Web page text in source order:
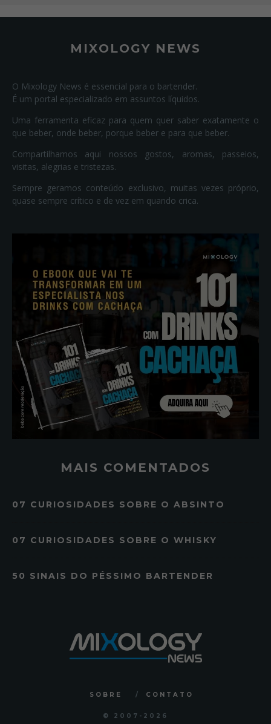
MIXOLOGY NEWS
O Mixology News é essencial para o bartender.
É um portal especializado em assuntos líquidos.
Uma ferramenta eficaz para quem quer saber exatamente o
que beber, onde beber, porque beber e para que beber.
Compartilhamos aqui nossos gostos, aromas, passeios,
visitas, alegrias e tristezas.
Sempre geramos conteúdo exclusivo, muitas vezes próprio,
quase sempre crítico e de vez em quando crica.
MAIS COMENTADOS
07 CURIOSIDADES SOBRE O ABSINTO
07 CURIOSIDADES SOBRE O WHISKY
50 SINAIS DO PÉSSIMO BARTENDER
SOBRE CONTATO
© 2007 -2026